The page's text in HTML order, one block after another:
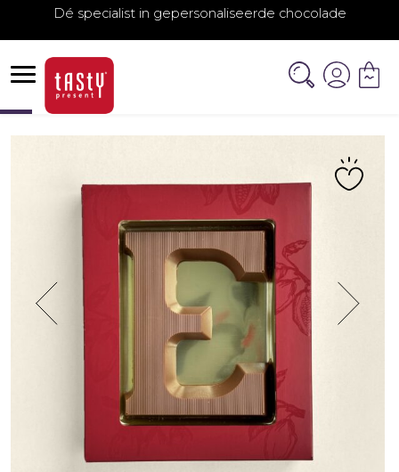
Dé specialist in gepersonaliseerde chocolade